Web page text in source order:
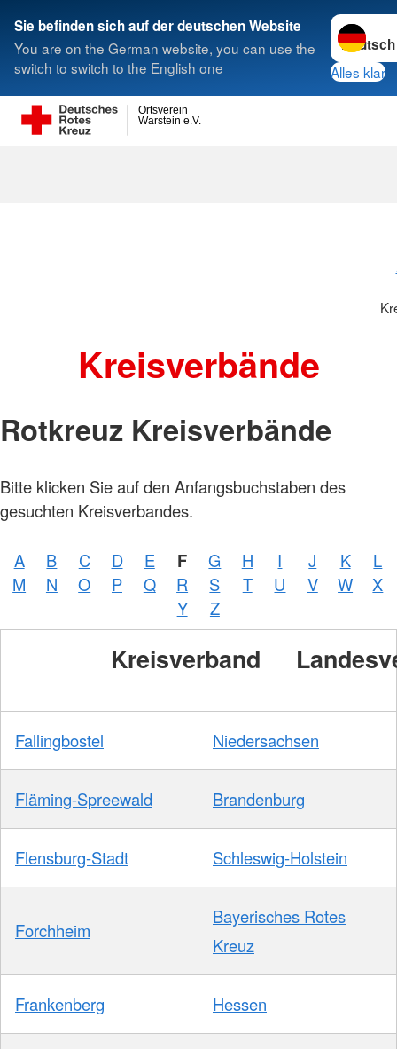
Sie befinden sich auf der deutschen Website
You are on the German website, you can use the
switch to switch to the English one
Sprache
Alles klar
Warstein e.V.
Ortsverein
Suche
Kreisverbände
Rotkreuz Kreisverbände
Bitte klicken Sie auf den Anfangsbuchstaben des
gesuchten Kreisverbandes.
A B C D E F G H I J K
L
M
N O P Q R S T U V W
X
Y
Z
Kreisverband
Fallingbostel Niedersachsen
Fläming-Spreewald Brandenburg
Flensburg-Stadt Schleswig-Holstein
Forchheim
Bayerisches Rotes
Kreuz
Frankenberg Hessen
Foto:
DRKS